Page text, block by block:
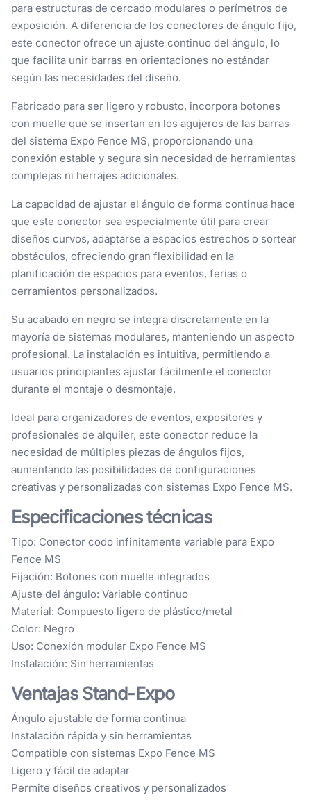
para estructuras de cercado modulares o perímetros de
exposición. A diferencia de los conectores de ángulo fijo,
este conector ofrece un ajuste continuo del ángulo, lo
que facilita unir barras en orientaciones no estándar
según las necesidades del diseño.
Fabricado para ser ligero y robusto, incorpora botones
con muelle que se insertan en los agujeros de las barras
del sistema Expo Fence MS, proporcionando una
conexión estable y segura sin necesidad de herramientas
complejas ni herrajes adicionales.
La capacidad de ajustar el ángulo de forma continua hace
que este conector sea especialmente útil para crear
diseños curvos, adaptarse a espacios estrechos o sortear
obstáculos, ofreciendo gran flexibilidad en la
planificación de espacios para eventos, ferias o
cerramientos personalizados.
Su acabado en negro se integra discretamente en la
mayoría de sistemas modulares, manteniendo un aspecto
profesional. La instalación es intuitiva, permitiendo a
usuarios principiantes ajustar fácilmente el conector
durante el montaje o desmontaje.
Ideal para organizadores de eventos, expositores y
profesionales de alquiler, este conector reduce la
necesidad de múltiples piezas de ángulos fijos,
aumentando las posibilidades de configuraciones
creativas y personalizadas con sistemas Expo Fence MS.
Especificaciones técnicas
Tipo: Conector codo infinitamente variable para Expo
Fence MS
Fijación: Botones con muelle integrados
Ajuste del ángulo: Variable continuo
Material: Compuesto ligero de plástico/metal
Color: Negro
Uso: Conexión modular Expo Fence MS
Instalación: Sin herramientas
Ventajas Stand-Expo
Ángulo ajustable de forma continua
Instalación rápida y sin herramientas
Compatible con sistemas Expo Fence MS
Ligero y fácil de adaptar
Permite diseños creativos y personalizados